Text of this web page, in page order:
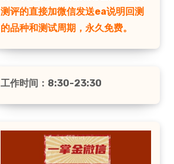
测评的直接加微信发送ea说明回测
的品种和测试周期，永久免费。
工作时间：8:30-23:30